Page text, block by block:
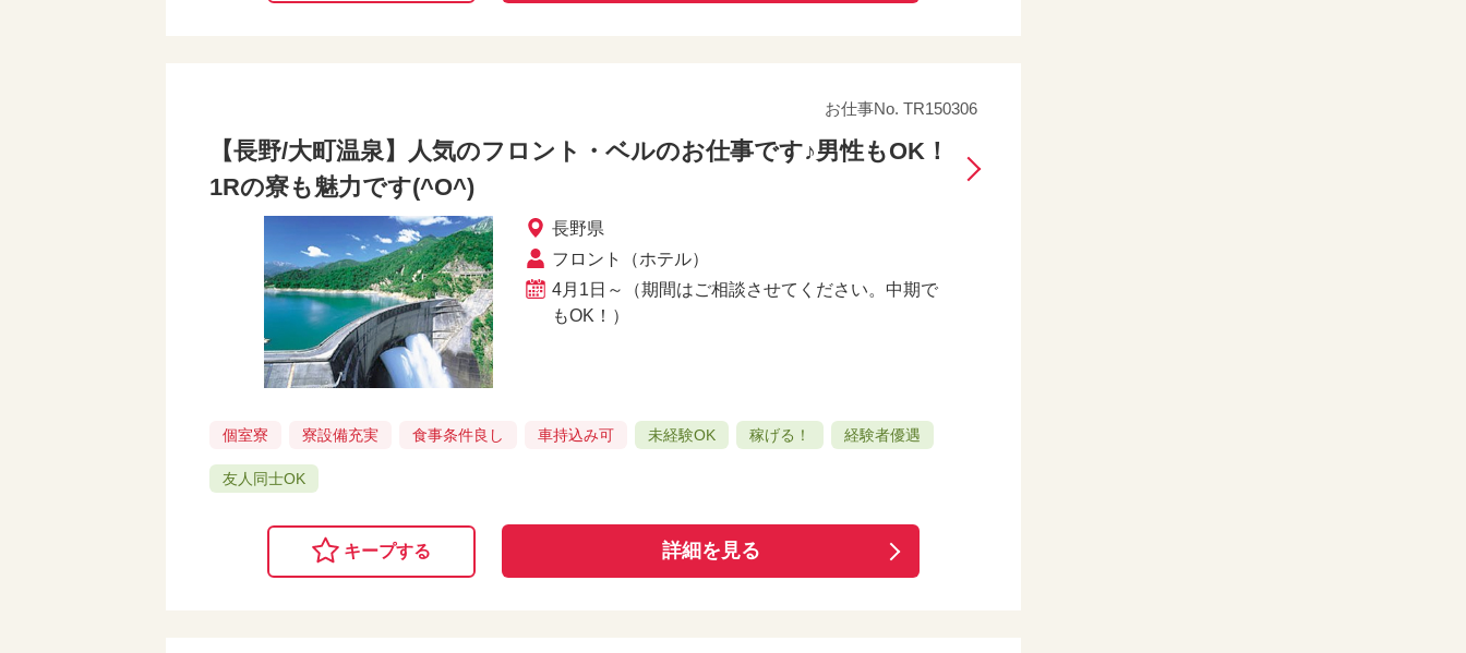
お仕事No. TR150306
【長野/大町温泉】人気のフロント・ベルのお仕事です♪男性もOK！
1Rの寮も魅力です(^O^)
長野県
フロント（ホテル）
4月1日～（期間はご相談させてください。中期で
もOK！）
個室寮 寮設備充実 食事条件良し 車持込み可 未経験OK 稼げる！ 経験者優遇
友人同士OK
キープする 詳細を見る